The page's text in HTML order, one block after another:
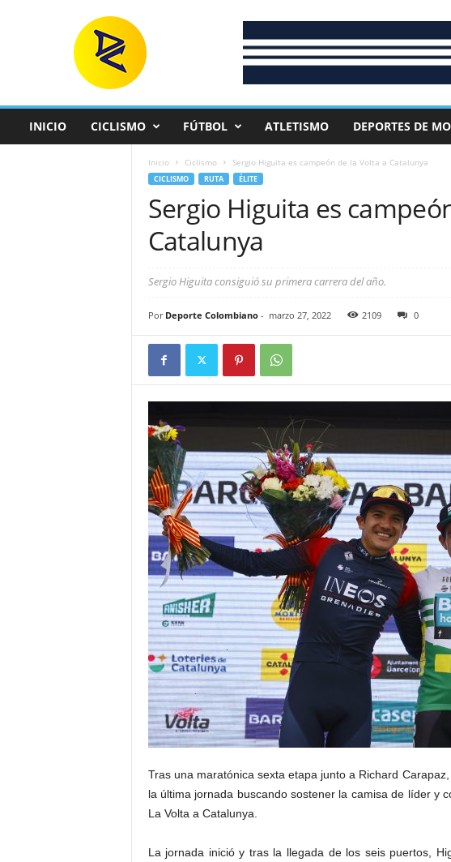
INICIO CICLISMO FÚTBOL ATLETISMO DEPORTES DE
Inicio Ciclismo Sergio Higuita es campeón de la Volta a Catalunya
CICLISMO RUTA ÉLITE
Sergio Higuita es
Catalunya
Sergio Higuita consiguió su primera carrera del año.
Por Deporte Colombiano- marzo 27, 2022 2109 0
Tras una maratónica sexta etapa junto a Richard
la última jornada buscando sostener la camisa de líder y
La Volta a Catalunya.
La jornada inició y tras la llegada de los seis puertos,